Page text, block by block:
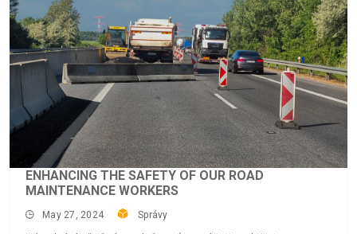
ENHANCING THE SAFETY OF OUR ROAD
MAINTENANCE WORKERS
May 27, 2024 Správy